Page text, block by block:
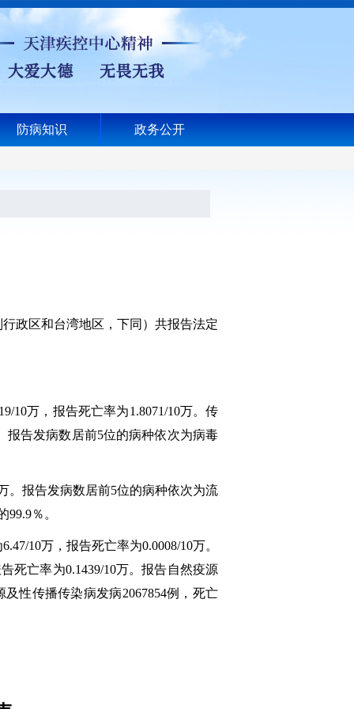
防病知识 政务公开
政区和台湾地区，下同）共报告法定
10万，报告死亡率为1.8071/10万。传
报告发病数居前5位的病种依次为病毒
。报告发病数居前5位的病种依次为流
％。
10万，报告死亡率为0.0008/10万。
死亡率为0.1439/10万。报告自然疫源
性传播传染病发病2067854例，死亡